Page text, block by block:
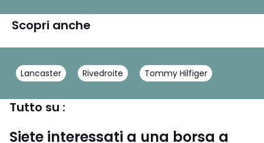
Scopri anche
Lancaster Rivedroite Tommy Hilfiger
Tutto su :
Siete interessati a una borsa a